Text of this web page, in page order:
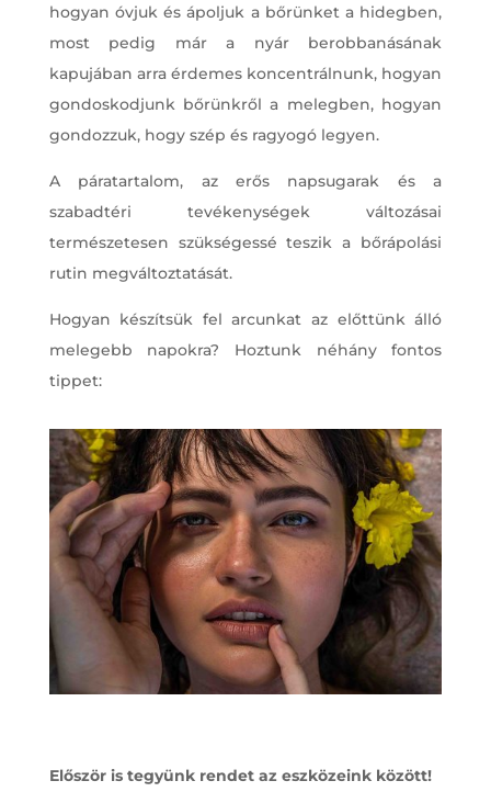
hogyan óvjuk és ápoljuk a bőrünket a hidegben,
most pedig már a nyár berobbanásának
kapujában arra érdemes koncentrálnunk, hogyan
gondoskodjunk bőrünkről a melegben, hogyan
gondozzuk, hogy szép és ragyogó legyen.
A páratartalom, az erős napsugarak és a
szabadtéri tevékenységek változásai
természetesen szükségessé teszik a bőrápolási
rutin megváltoztatását.
Hogyan készítsük fel arcunkat az előttünk álló
melegebb napokra? Hoztunk néhány fontos
tippet:
Először is tegyünk rendet az eszközeink között!